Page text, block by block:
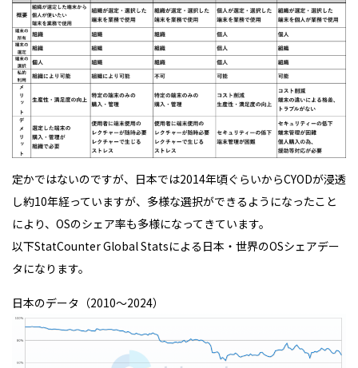
定かではないのですが、日本では2014年頃ぐらいからCYODが浸透
し約10年経っていますが、多様な選択ができるようになったこと
により、OSのシェア率も多様になってきています。
以下StatCounter Global Statsによる日本・世界のOSシェアデー
タになります。
日本のデータ（2010〜2024）